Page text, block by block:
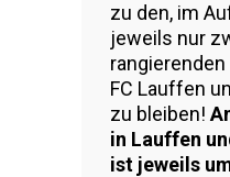
zu den, im
jeweils nur
FC Lauffen
zu bleiben!
in Lauffen
ist jeweils